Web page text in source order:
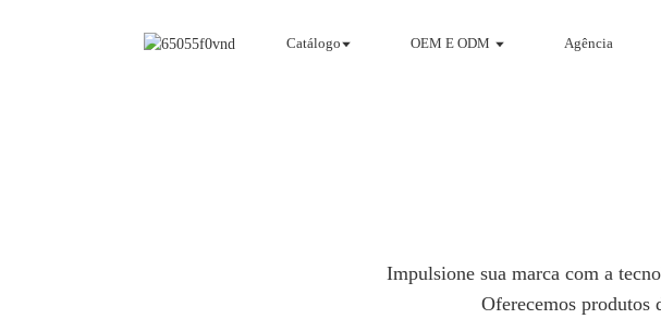
Catálogo OEM E ODM Agência
Impulsione sua marca com a
Oferecemos produtos